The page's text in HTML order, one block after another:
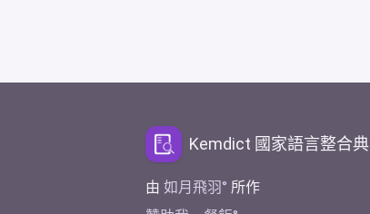
Kemdict 國家語言整合典
由 如月飛羽
所作